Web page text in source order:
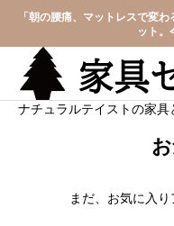
「朝の腰痛、マットレスで変
ット。
ナチュラルテイストの家
まだ、お気に入